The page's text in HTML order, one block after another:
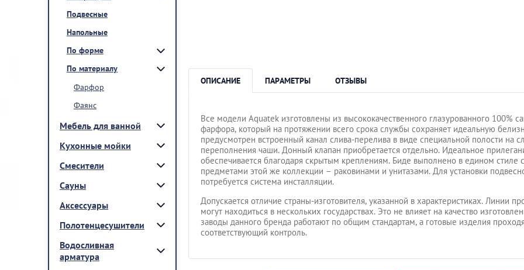
Подвесные
Напольные
По форме
По материалу
Фарфор
Фаянс
Мебель для ванной
Кухонные мойки
Смесители
Сауны
Аксессуары
Полотенцесушители
Водосливная
арматура
ОПИСАНИЕ ПАРАМЕТРЫ ОТЗЫВЫ
Все модели Aquatek изготовлены из высококачественного глазурованного 100%
фарфора, который на протяжении всего срока службы сохраняет идеальную
предусмотрен встроенный канал слива-перелива в виде специальной полости на
переполнения чаши. Донный клапан приобретается отдельно. Идеальное
обеспечивается благодаря скрытым креплениям. Биде выполнено в едином стиле
предметами этой же коллекции – раковинами и унитазами. Для установки
потребуется система инсталляции.
Допускается отличие страны-изготовителя, указанной в характеристиках. Линии
могут находиться в нескольких государствах. Это не влияет на качество
заводы данного бренда работают по общим стандартам, а готовые изделия
соответствующий контроль.